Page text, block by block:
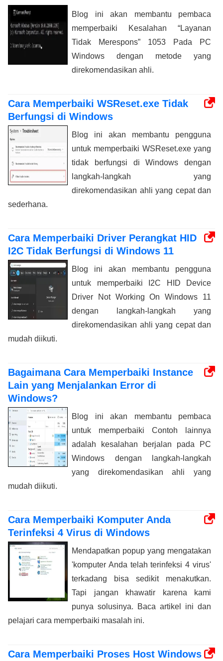
Blog ini akan membantu pembaca
memperbaiki Kesalahan “Layanan
Tidak Merespons” 1053 Pada PC
Windows dengan metode yang
direkomendasikan ahli.
Cara Memperbaiki WSReset.exe Tidak
Berfungsi di Windows
Blog ini akan membantu pengguna
untuk memperbaiki WSReset.exe yang
tidak berfungsi di Windows dengan
langkah-langkah yang
direkomendasikan ahli yang cepat dan
sederhana.
Cara Memperbaiki Driver Perangkat HID
I2C Tidak Berfungsi di Windows 11
Blog ini akan membantu pengguna
untuk memperbaiki I2C HID Device
Driver Not Working On Windows 11
dengan langkah-langkah yang
direkomendasikan ahli yang cepat dan
mudah diikuti.
Bagaimana Cara Memperbaiki Instance
Lain yang Menjalankan Error di
Windows?
Blog ini akan membantu pembaca
untuk memperbaiki Contoh lainnya
adalah kesalahan berjalan pada PC
Windows dengan langkah-langkah
yang direkomendasikan ahli yang
mudah diikuti.
Cara Memperbaiki Komputer Anda
Terinfeksi 4 Virus di Windows
Mendapatkan popup yang mengatakan
'komputer Anda telah terinfeksi 4 virus'
terkadang bisa sedikit menakutkan.
Tapi jangan khawatir karena kami
punya solusinya. Baca artikel ini dan
pelajari cara memperbaiki masalah ini.
Cara Memperbaiki Proses Host Windows